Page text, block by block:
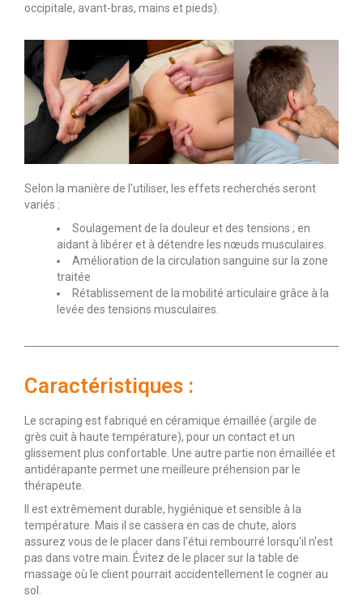
occipitale, avant-bras, mains et pieds).
Selon la manière de l'utiliser, les effets recherchés seront
variés :
Soulagement de la douleur et des tensions ; en
aidant à libérer et à détendre les nœuds musculaires.
Amélioration de la circulation sanguine sur la zone
traitée
Rétablissement de la mobilité articulaire grâce à la
levée des tensions musculaires.
Caractéristiques :
Le scraping est fabriqué en céramique émaillée (argile de
grès cuit à haute température), pour un contact et un
glissement plus confortable. Une autre partie non émaillée et
antidérapante permet une meilleure préhension par le
thérapeute.
Il est extrêmement durable, hygiénique et sensible à la
température. Mais il se cassera en cas de chute, alors
assurez vous de le placer dans l'étui rembourré lorsqu'il n'est
pas dans votre main. Évitez de le placer sur la table de
massage où le client pourrait accidentellement le cogner au
sol.